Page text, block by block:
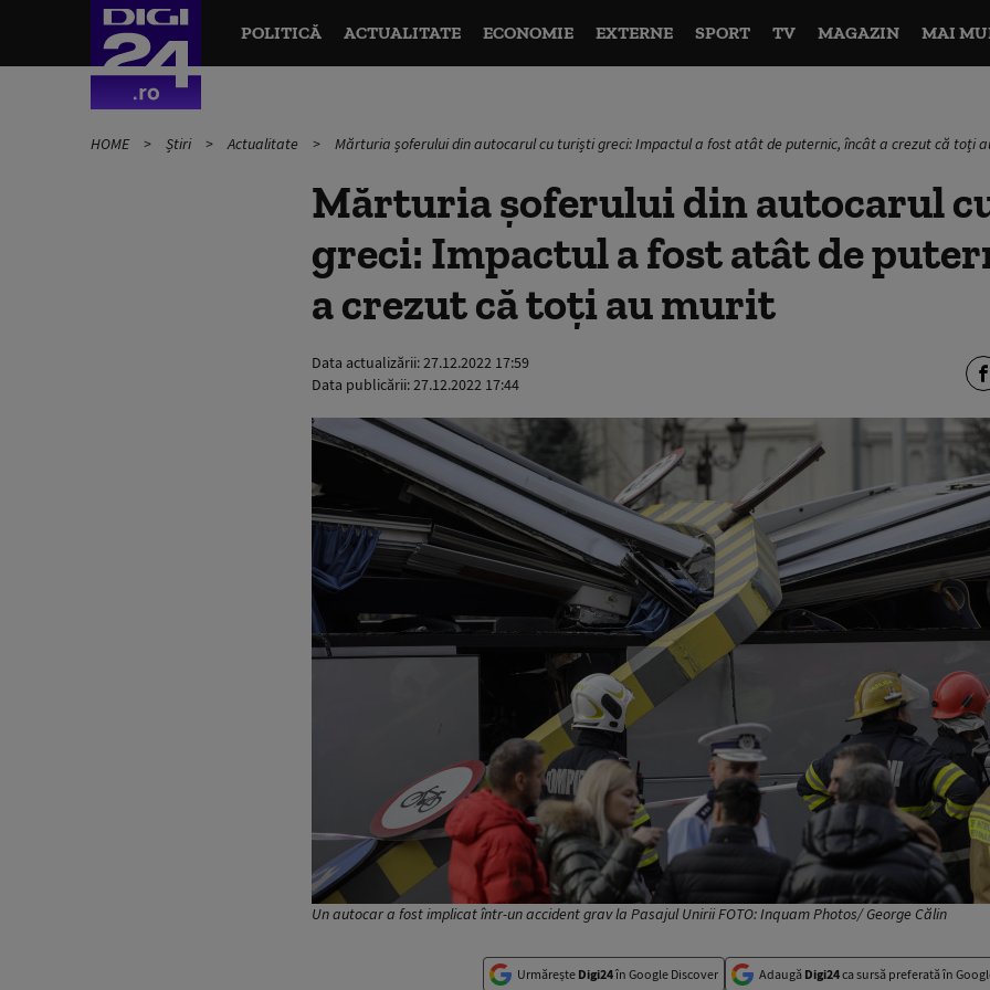
POLITICĂ ACTUALITATE ECONOMIE EXTERNE SPORT TV MAGAZIN MAI
HOME Știri Actualitate Mărturia șoferului din autocarul cu turiști greci: Impactul a fost atât de puternic, încât a crezut că toți
Mărturia șoferului din autocarul
greci: Impactul a fost atât de
a crezut că toți au murit
Data actualizării:27.12.2022 17:59
Data publicării:27.12.2022 17:44
Un autocar a fost implicat într-un accident grav la Pasajul Unirii FOTO: Inquam Photos/ George Călin
Urmărește Digi24în Google Discover Adaugă Digi24ca sursă preferată în